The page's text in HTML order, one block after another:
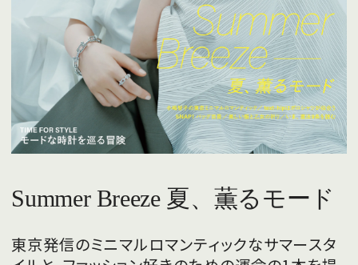
Summer Breeze 夏、薫るモード
東京発信のミニマルロマンティックなサマースタ